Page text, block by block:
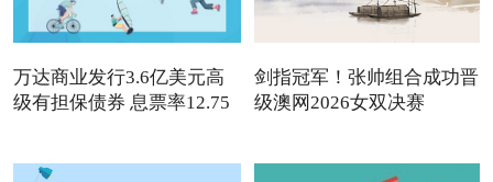
万达商业发行3.6亿美元高
级有担保债券 息票率12.75
剑指冠军！张帅组合成功晋
级澳网2026女双决赛